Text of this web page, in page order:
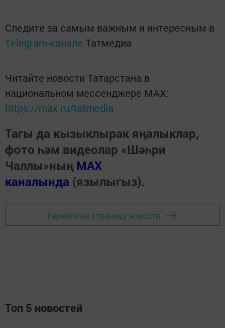
Следите за самым важным и интересным в
Telegram-канале Татмедиа
Читайте новости Татарстана в
национальном мессенджере MАХ:
https://max.ru/tatmedia
Тагы да кызыклырак яңалыклар,
фото һәм видеолар «Шәһри
Чаллы»ның MAX
каналында (язылыгыз).
Перейти на страницу новости
Топ 5 новостей